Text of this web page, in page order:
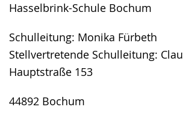
Hasselbrink-Schule Bochum
Schulleitung: Monika Fürbeth
Stellvertretende Schulleitung:
Hauptstraße 153
44892 Bochum
wird